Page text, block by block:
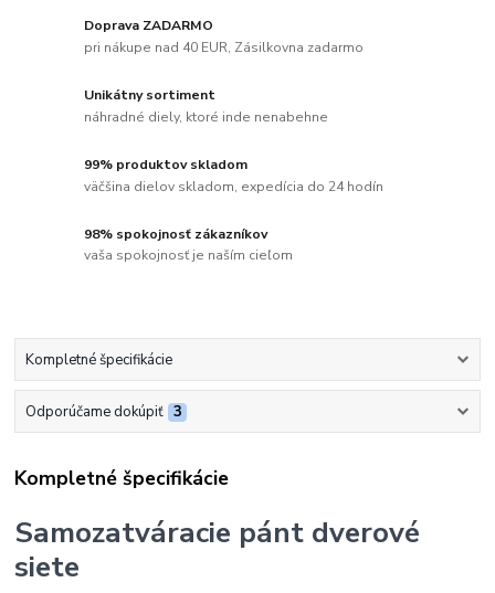
Doprava ZADARMO
pri nákupe nad 40 EUR, Zásilkovna zadarmo
Unikátny sortiment
náhradné diely, ktoré inde nenabehne
99% produktov skladom
väčšina dielov skladom, expedícia do 24 hodín
98% spokojnosť zákazníkov
vaša spokojnosť je naším cieľom
Kompletné špecifikácie
Odporúčame dokúpiť 3
Kompletné špecifikácie
Samozatváracie pánt dverové
siete